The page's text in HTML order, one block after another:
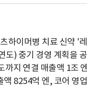
하이머병 치료 신약 '
) 중기 경영 계획을
까지 연결 매출액 1조
8254억 엔, 코어 영